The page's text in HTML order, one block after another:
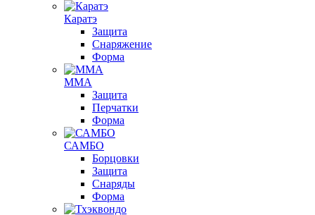
Каратэ
Защита
Снаряжение
Форма
ММА
Защита
Перчатки
Форма
САМБО
Борцовки
Защита
Снаряды
Форма